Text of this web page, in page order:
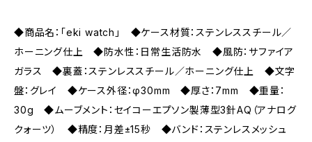
◆商品名：「eki watch」 ◆ケース材質：ステンレススチール／
ホーニング仕上 ◆防水性：日常生活防水 ◆風防：サファイア
ガラス ◆裏蓋：ステンレススチール／ホーニング仕上 ◆文字
盤：グレイ ◆ケース外径：φ30mm ◆厚さ：7mm ◆重量：
30g ◆ムーブメント：セイコーエプソン製薄型3針AQ（アナログ
クォーツ） ◆精度：月差±15秒 ◆バンド：ステンレスメッシュ